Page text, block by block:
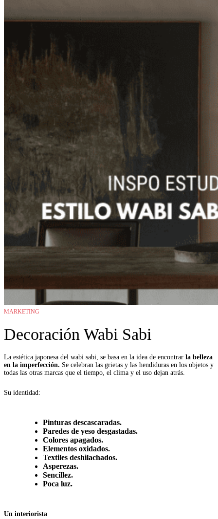
MARKETING
Decoración Wabi Sabi
La estética japonesa del wabi sabi, se basa en la idea de encontrar la belleza
en la imperfección. Se celebran las grietas y las hendiduras en los objetos y
todas las otras marcas que el tiempo, el clima y el uso dejan atrás.
Su identidad:
Pinturas descascaradas.
Paredes de yeso desgastadas.
Colores apagados.
Elementos oxidados.
Textiles deshilachados.
Asperezas.
Sencillez.
Poca luz.
Un interiorista